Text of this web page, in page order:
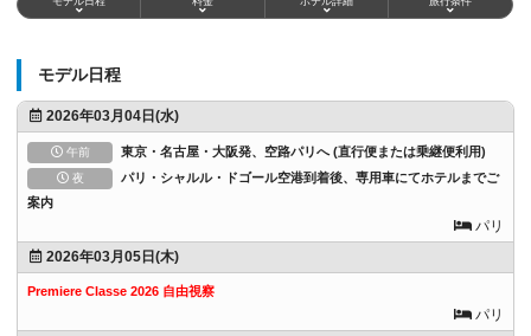
モデル日程
2026年03月04日(水)
午前 東京・名古屋・大阪発、空路パリへ (直行便または乗継便利用)
夜
パリ・シャルル・ドゴール空港到着後、専用車にてホテルまでご
案内
パリ
2026年03月05日(木)
Premiere Classe 2026 自由視察
パリ